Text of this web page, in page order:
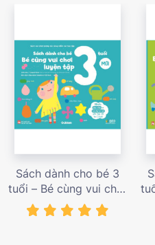
Sách dành cho bé 3
tuổi – Bé cùng vui chơi
luyện tập – Sách vui
chơi tương tác tăng